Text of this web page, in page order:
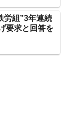
労組”3年連続
要求と回答を